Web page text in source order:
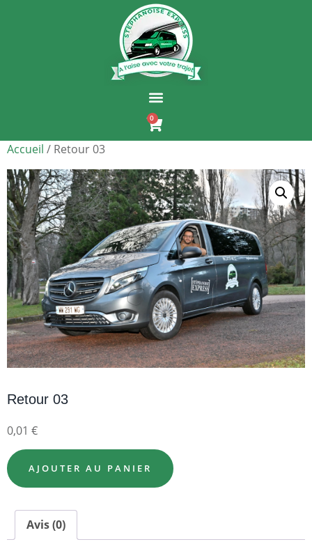
0
Accueil / Retour 03
Retour 03
0,01 €
AJOUTER AU PANIER
Avis (0)